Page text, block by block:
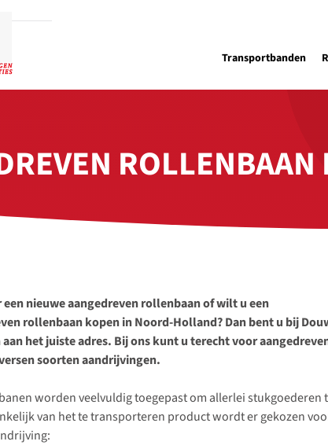
Transportbanden
een nieuwe aangedreven rollenbaan of wilt u een
rollenbaan kopen in Noord-Holland? Dan bent u bij
het juiste adres. Bij ons kunt u terecht voor
soorten aandrijvingen.
worden veelvuldig toegepast om allerlei stukgoederen
van het te transporteren product wordt er gekozen